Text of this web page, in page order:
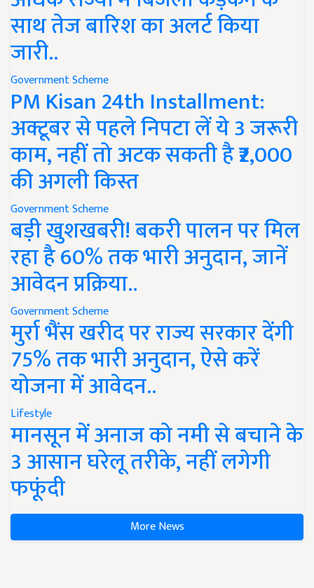
साथ तेज बारिश का अलर्ट किया
जारी..
Government Scheme
PM Kisan 24th Installment:
अक्टूबर से पहले निपटा लें ये 3 जरूरी
काम, नहीं तो अटक सकती है ₹2,000
की अगली किस्त
Government Scheme
बड़ी खुशखबरी! बकरी पालन पर मिल
रहा है 60% तक भारी अनुदान, जानें
आवेदन प्रक्रिया..
Government Scheme
मुर्रा भैंस खरीद पर राज्य सरकार देंगी
75% तक भारी अनुदान, ऐसे करें
योजना में आवेदन..
Lifestyle
मानसून में अनाज को नमी से बचाने के
3 आसान घरेलू तरीके, नहीं लगेगी
फफूंदी
More News